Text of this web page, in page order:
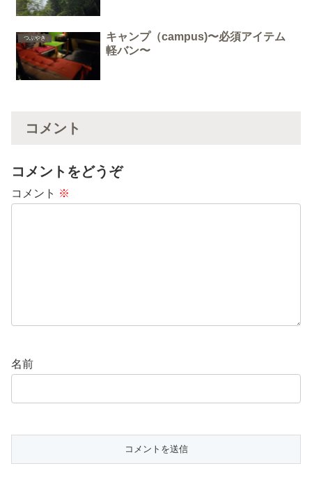
つぶやき
キャンプ（campus)〜必須アイテム
軽バン〜
コメント
コメントをどうぞ
コメント ※
名前